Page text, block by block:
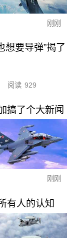
刚刚
想要导弹”揭了
阅读 929
搞了个大新闻
刚刚
有人的认知